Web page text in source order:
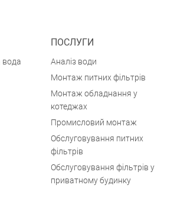
вода
ПОСЛУГИ
Аналіз води
Монтаж питних фільтрів
Монтаж обладнання у
котеджах
Промисловий монтаж
Обслуговування питних
фільтрів
Обслуговування фільтрів у
приватному будинку